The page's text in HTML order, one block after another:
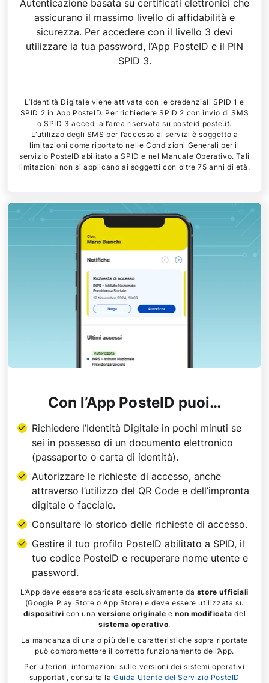
Autenticazione basata su certificati elettronici che
assicurano il massimo livello di affidabilità e
sicurezza. Per accedere con il livello 3 devi
utilizzare la tua password, l’App PosteID e il PIN
SPID 3.
L’Identità Digitale viene attivata con le credenziali SPID 1 e
SPID 2 in App PosteID. Per richiedere SPID 2 con invio di SMS
o SPID 3 accedi all’area riservata su posteid.poste.it.
L’utilizzo degli SMS per l’accesso ai servizi è soggetto a
limitazioni come riportato nelle Condizioni Generali per il
servizio PosteID abilitato a SPID e nel Manuale Operativo. Tali
limitazioni non si applicano ai soggetti con oltre 75 anni di età.
Con l’App PosteID puoi…
Richiedere l’Identità Digitale in pochi minuti se
sei in possesso di un documento elettronico
(passaporto o carta di identità).
Autorizzare le richieste di accesso, anche
attraverso l’utilizzo del QR Code e dell’impronta
digitale o facciale.
Consultare lo storico delle richieste di accesso.
Gestire il tuo profilo PosteID abilitato a SPID, il
tuo codice PosteID e recuperare nome utente e
password.
L’App deve essere scaricata esclusivamente da store ufficiali
(Google Play Store o App Store) e deve essere utilizzata su
dispositivi con una versione originale enon modificata del
sistema operativo.
La mancanza di una o più delle caratteristiche sopra riportate
può compromettere il corretto funzionamento dell’App.
Per ulteriori informazioni sulle versioni dei sistemi operativi
supportati, consulta laGuida Utente del Servizio PosteID